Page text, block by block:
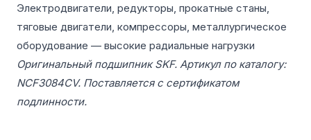
Электродвигатели, редукторы, прокатные станы,
тяговые двигатели, компрессоры, металлургическое
оборудование — высокие радиальные нагрузки
Оригинальный подшипник SKF. Артикул по каталогу:
NCF3084CV. Поставляется с сертификатом
подлинности.